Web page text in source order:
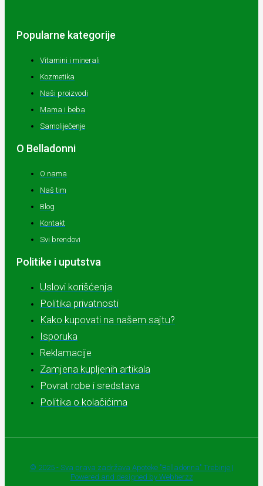
Popularne kategorije
Vitamini i minerali
Kozmetika
Naši proizvodi
Mama i beba
Samoliječenje
O Belladonni
O nama
Naš tim
Blog
Kontakt
Svi brendovi
Politike i uputstva
Uslovi korišćenja
Politika privatnosti
Kako kupovati na našem sajtu?
Isporuka
Reklamacije
Zamjena kupljenih artikala
Povrat robe i sredstava
Politika o kolačićima
© 2025 - Sva prava zadržava Apoteke "Belladonna" Trebinje |
Powered and designed by Webherzz